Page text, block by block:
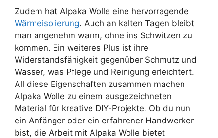
Zudem hat Alpaka Wolle eine hervorragende
Wärmeisolierung. Auch an kalten Tagen bleibt
man angenehm warm, ohne ins Schwitzen zu
kommen. Ein weiteres Plus ist ihre
Widerstandsfähigkeit gegenüber Schmutz und
Wasser, was Pflege und Reinigung erleichtert.
All diese Eigenschaften zusammen machen
Alpaka Wolle zu einem ausgezeichneten
Material für kreative DIY-Projekte. Ob du nun
ein Anfänger oder ein erfahrener Handwerker
bist, die Arbeit mit Alpaka Wolle bietet